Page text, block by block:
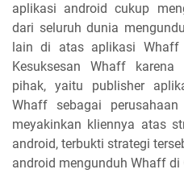
aplikasi android cukup
dari seluruh dunia
lain di atas aplikasi Whaff
Kesuksesan Whaff
pihak, yaitu publisher
Whaff sebagai
meyakinkan kliennya atas
android, terbukti strategi
android mengunduh Whaff di